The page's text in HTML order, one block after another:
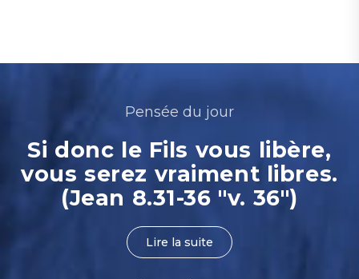
Pensée du jour
Si donc le Fils vous libère,
vous serez vraiment libres.
(Jean 8.31-36 "v. 36")
Lire la suite